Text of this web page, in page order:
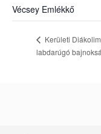
Vécsey Emlékkő
Kerületi
labdarúgó